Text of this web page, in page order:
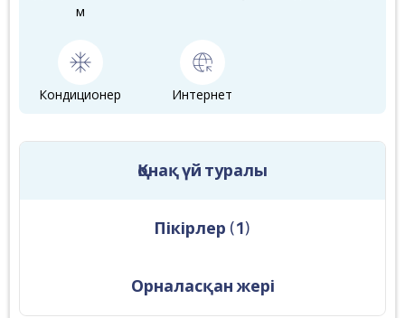
м
Кондиционер Интернет
Қонақ үй туралы
Пікірлер ( 1 )
Орналасқан жері